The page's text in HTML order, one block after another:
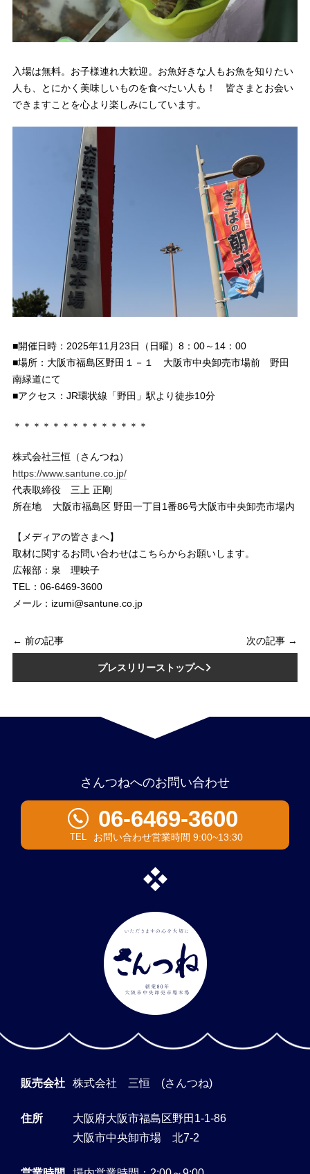
入場は無料。お子様連れ大歓迎。お魚好きな人もお魚を知りたい
人も、とにかく美味しいものを食べたい人も！ 皆さまとお会い
できますことを心より楽しみにしています。
■開催日時：2025年11月23日（日曜）8：00～14：00
■場所：大阪市福島区野田１－１ 大阪市中央卸売市場前 野田
南緑道にて
■アクセス：JR環状線「野田」駅より徒歩10分
＊＊＊＊＊＊＊＊＊＊＊＊＊＊
株式会社三恒（さんつね）
https://www.santune.co.jp/
代表取締役 三上 正剛
所在地 大阪市福島区 野田一丁目1番86号大阪市中央卸売市場内
【メディアの皆さまへ】
取材に関するお問い合わせはこちらからお願いします。
広報部：泉 理映子
TEL：06-6469-3600
メール：izumi@santune.co.jp
← 前の記事
プレスリリーストップへ
次の記事 →
さんつねへのお問い合わせ
TEL
06-6469-3600
お問い合わせ営業時間 9:00~13:30
販売会社 株式会社 三恒 (さんつね)
住所
大阪府大阪市福島区野田1-1-86
大阪市中央卸市場 北7-2